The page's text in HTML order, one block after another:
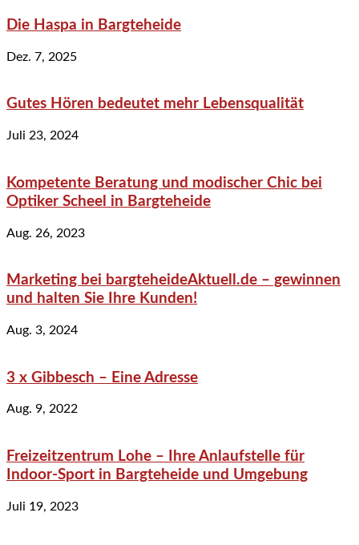
Die Haspa in Bargteheide
Dez. 7, 2025
Gutes Hören bedeutet mehr Lebensqualität
Juli 23, 2024
Kompetente Beratung und modischer Chic bei
Optiker Scheel in Bargteheide
Aug. 26, 2023
Marketing bei bargteheideAktuell.de – gewinnen
und halten Sie Ihre Kunden!
Aug. 3, 2024
3 x Gibbesch – Eine Adresse
Aug. 9, 2022
Freizeitzentrum Lohe – Ihre Anlaufstelle für
Indoor-Sport in Bargteheide und Umgebung
Juli 19, 2023